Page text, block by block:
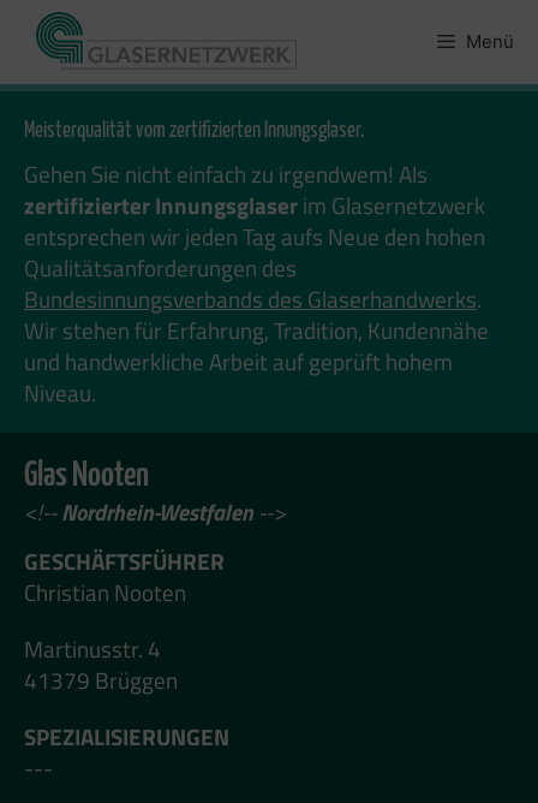
Zum
Inhalt
springen
Menü
Meisterqualität vom zertifizierten Innungsglaser.
Gehen Sie nicht einfach zu irgendwem! Als
zertifizierter Innungsglaserim Glasernetzwerk
entsprechen wir jeden Tag aufs Neue den hohen
Qualitätsanforderungen des
Bundesinnungsverbands des Glaserhandwerks.
Wir stehen für Erfahrung, Tradition, Kundennähe
und handwerkliche Arbeit auf geprüft hohem
Niveau.
Glas Nooten
<!--Nordrhein-Westfalen -->
GESCHÄFTSFÜHRER
Christian Nooten
Martinusstr. 4
41379 Brüggen
SPEZIALISIERUNGEN
---